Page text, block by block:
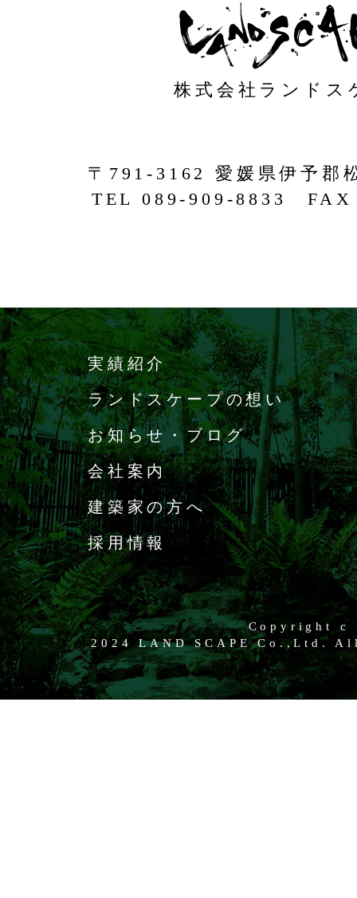
〒791-3162 愛媛県伊予郡
TEL 089-909-8833 FAX
株式会社ランドス
実績紹介
ランドスケープの想い
お知らせ・ブログ
会社案内
建築家の方へ
採用情報
Copyright c
2024 LAND SCAPE Co.,Ltd.